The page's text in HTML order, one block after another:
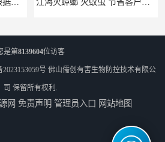
是第8139604位访客
2023153059号 佛山儒创有害生物防控技术有限公
司 保留所有权利.
网 免责声明 管理员入口 网站地图